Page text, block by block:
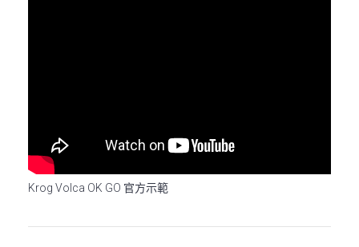
Krog Volca OK GO 官方示範